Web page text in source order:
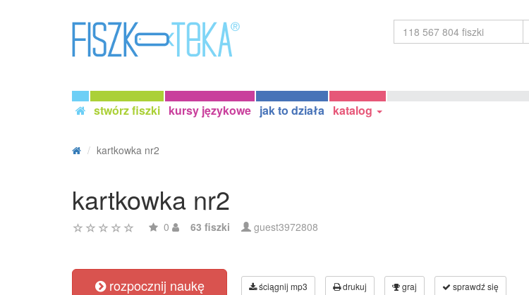
stwórz fiszki kursy językowe jak to działa katalog
kartkowka nr2
kartkowka nr2
0 63 fiszki guest3972808
rozpocznij naukę ściągnij mp3 drukuj graj sprawdź się